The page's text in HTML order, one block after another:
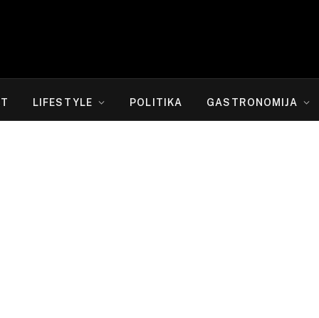
LIFESTYLE POLITIKA GASTRONOMIJA